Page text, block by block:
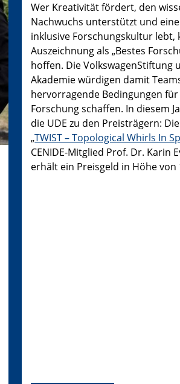
Wer Kreativität fördert, den
Nachwuchs unterstützt und
inklusive Forschungskultur lebt,
Auszeichnung als „Bestes
hoffen. Die VolkswagenStiftung
Akademie würdigen damit
hervorragende Bedingungen
Forschung schaffen. In diesem
die UDE zu den Preisträgern:
„TWIST – Topological Whirls In
CENIDE-Mitglied Prof. Dr. Karin
erhält ein Preisgeld in Höhe von